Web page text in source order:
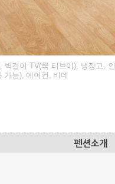
벽걸이 TV(쿡 티브이), 냉장고,
가능), 에어컨, 비데